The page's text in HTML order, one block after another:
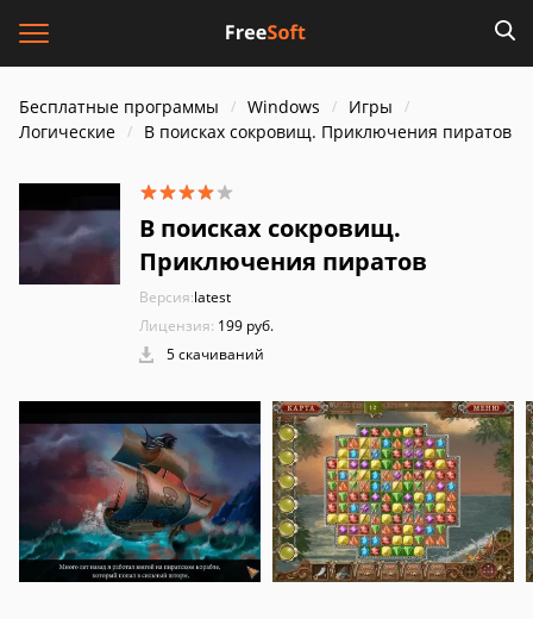
Бесплатные программы Windows
Игры
Логические
В поисках сокровищ. Приключения пиратов
В поисках сокровищ.
Приключения пиратов
Версия:latest
Лицензия: 199 руб.
5 скачиваний